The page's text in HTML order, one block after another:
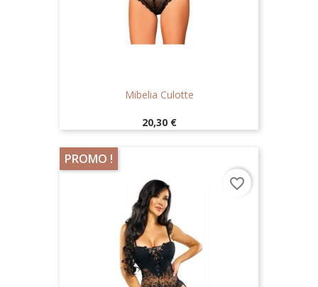
Mibelia Culotte
Prix
20,30 €
PROMO !
favorite_border